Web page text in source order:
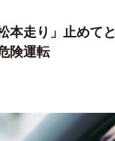
本走り」止めて
険運転